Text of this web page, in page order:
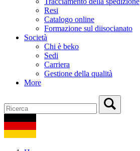
Resi
Catalogo online
Formazione sul diisocianato
Società
Chi è beko
Sedi
Carriera
Gestione della qualità
More